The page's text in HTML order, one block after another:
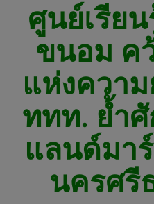
ศูนย์เรีย
ขนอม ค
แห่งความ
ททท. ย้ำ
แลนด์มา
นครศรี